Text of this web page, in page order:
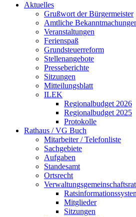
Aktuelles
Grußwort der Bürgermeister
Amtliche
Veranstaltungen
Ferienspaß
Grundsteuerreform
Stellenangebote
Presseberichte
Sitzungen
Mitteilungsblatt
ILEK
Regionalbudget 2026
Regionalbudget 2025
Protokolle
Rathaus / VG Buch
Mitarbeiter / Telefonliste
Sachgebiete
Aufgaben
Standesamt
Ortsrecht
Verwaltungsgemeinschaftsrat
Mitglieder
Sitzungen